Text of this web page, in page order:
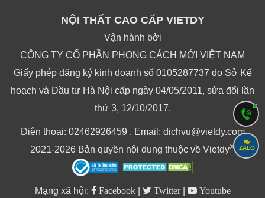
NỘI THẤT CAO CẤP VIETDY
Vận hành bởi
CÔNG TY CỔ PHẦN PHONG CÁCH MỚI VIỆT NAM
Giấy phép đăng ký kinh doanh số 0105287737 do Sở Kế
hoạch và Đầu tư Hà Nội cấp ngày 04/05/2011, sửa đổi lần
thứ 3, 12/10/2017.
Điện thoại: 02462926459 , Email: dichvu@vietdy.com
2021-2026 Bản quyền nội dung thuộc về Vietdy®
Mạng xã hội: Facebook Twitter Youtube
ZALO